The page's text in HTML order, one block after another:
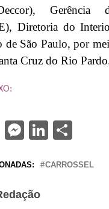
Gerência
Diretoria do
São Paulo, por
Cruz do Rio
Twitter
Messenger
LinkedIn
Share
CARROSSEL